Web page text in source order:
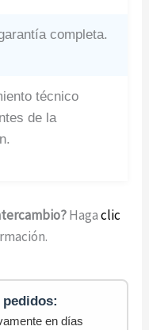
completa.
técnico
de la
Hagaclic
pedidos:
en días